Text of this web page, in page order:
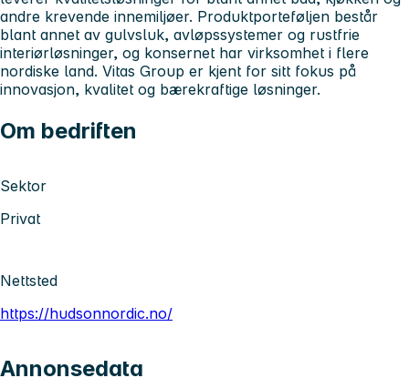
andre krevende innemiljøer. Produktporteføljen består
blant annet av gulvsluk, avløpssystemer og rustfrie
interiørløsninger, og konsernet har virksomhet i flere
nordiske land. Vitas Group er kjent for sitt fokus på
innovasjon, kvalitet og bærekraftige løsninger.
Om bedriften
Sektor
Privat
Nettsted
https://hudsonnordic.no/
Annonsedata